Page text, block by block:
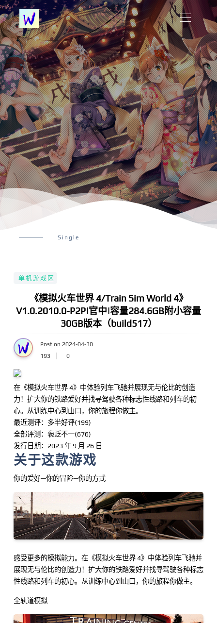
Single
单机游戏区
《模拟火车世界 4/Train Sim World 4》
V1.0.2010.0-P2P|官中|容量284.6GB附小容量
30GB版本（build517）
Post on 2024-04-30
193
0
在《模拟火车世界 4》中体验列车飞驰并展现无与伦比的创造
力！扩大你的铁路爱好并找寻驾驶各种标志性线路和列车的初
心。从训练中心到山口，你的旅程你做主。
最近测评：多半好评(199)
全部评测：褒贬不一(676)
发行日期：2023 年 9 月 26 日
关于这款游戏
你的爱好—你的冒险—你的方式
感受更多的模拟能力。在《模拟火车世界 4》中体验列车飞驰并
展现无与伦比的创造力！扩大你的铁路爱好并找寻驾驶各种标志
性线路和列车的初心。从训练中心到山口，你的旅程你做主。
全轨道模拟